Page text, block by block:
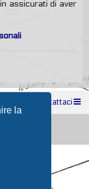
la
assicurati di aver
Contattaci
Limited